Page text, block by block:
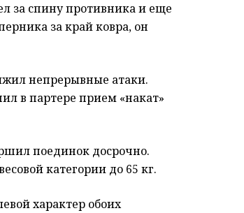
за спину противника и еще
за край ковра, он
непрерывные атаки.
в партере прием «накат»
поединок досрочно.
категории до 65 кг.
характер обоих